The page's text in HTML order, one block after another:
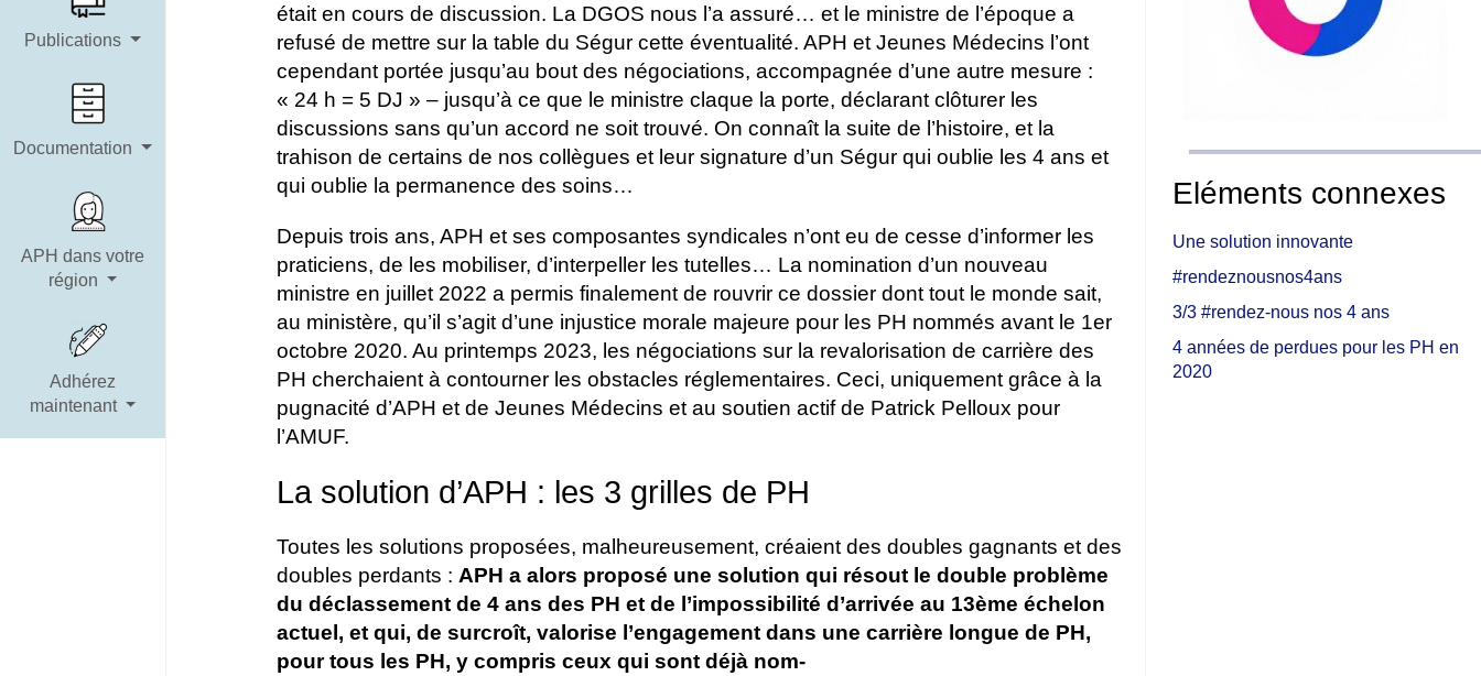
Publications
Documentation
APH dans votre
région
Adhérez
maintenant
était en cours de discussion. La DGOS nous l’a assuré… et le ministre de l’époque a
refusé de mettre sur la table du Ségur cette éventualité. APH et Jeunes Médecins l’ont
cependant portée jusqu’au bout des négociations, accompagnée d’une autre mesure :
« 24 h = 5 DJ » – jusqu’à ce que le ministre claque la porte, déclarant clôturer les
discussions sans qu’un accord ne soit trouvé. On connaît la suite de l’histoire, et la
trahison de certains de nos collègues et leur signature d’un Ségur qui oublie les 4 ans et
qui oublie la permanence des soins…
Depuis trois ans, APH et ses composantes syndicales n’ont eu de cesse d’informer les
praticiens, de les mobiliser, d’interpeller les tutelles… La nomination d’un nouveau
ministre en juillet 2022 a permis finalement de rouvrir ce dossier dont tout le monde sait,
au ministère, qu’il s’agit d’une injustice morale majeure pour les PH nommés avant le 1er
octobre 2020. Au printemps 2023, les négociations sur la revalorisation de carrière des
PH cherchaient à contourner les obstacles réglementaires. Ceci, uniquement grâce à la
pugnacité d’APH et de Jeunes Médecins et au soutien actif de Patrick Pelloux pour
l’AMUF.
La solution d’APH : les 3 grilles de PH
Toutes les solutions proposées, malheureusement, créaient des doubles gagnants et des
doubles perdants : APH a alors proposé une solution qui résout le double problème
du déclassement de 4 ans des PH et de l’impossibilité d’arrivée au 13ème échelon
actuel, et qui, de surcroît, valorise l’engagement dans une carrière longue de PH,
pour tous les PH, y compris ceux qui sont déjà nom-
Eléments connexes
Une solution innovante
#rendeznousnos4ans
3/3 #rendez-nous nos 4 ans
4 années de perdues pour les PH en
2020